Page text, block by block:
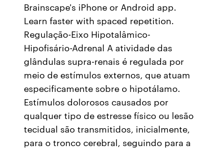
Brainscape's iPhone or Android app.
Learn faster with spaced repetition.
Regulação-Eixo Hipotalâmico-
Hipofisário-Adrenal A atividade das
glândulas supra-renais é regulada por
meio de estímulos externos, que atuam
especificamente sobre o hipotálamo.
Estímulos dolorosos causados por
qualquer tipo de estresse físico ou lesão
tecidual são transmitidos, inicialmente,
para o tronco cerebral, seguindo para a